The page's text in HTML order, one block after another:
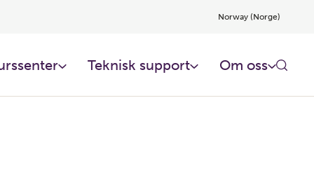
Norway (Norge)
Teknisk support Om oss